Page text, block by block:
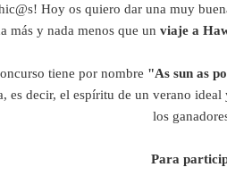
Hoy os quiero dar una muy
más y nada menos que un viaje a
tiene por nombre "As sun as
es decir, el espíritu de un verano
los
Para